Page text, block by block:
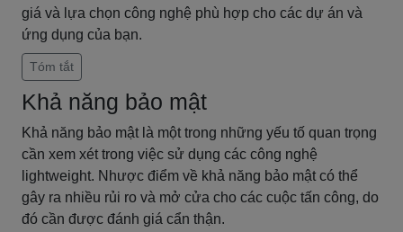
giá và lựa chọn công nghệ phù hợp cho các dự án và
ứng dụng của bạn.
Tóm tắt
Khả năng bảo mật
Khả năng bảo mật là một trong những yếu tố quan trọng
cần xem xét trong việc sử dụng các công nghệ
lightweight. Nhược điểm về khả năng bảo mật có thể
gây ra nhiều rủi ro và mở cửa cho các cuộc tấn công, do
đó cần được đánh giá cẩn thận.